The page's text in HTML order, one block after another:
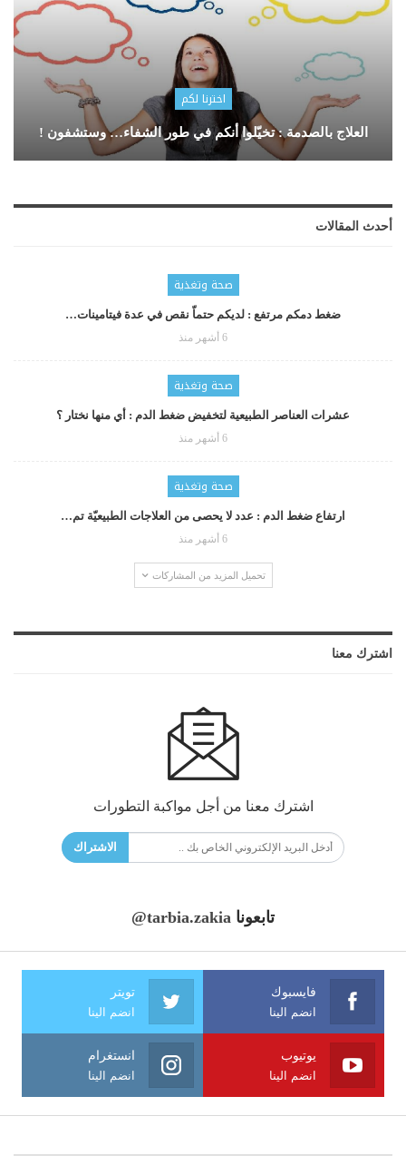
اخترنا لكم
العلاج بالصدمة : تخيّلوا أنكم في طور الشفاء… وستشفون !
أحدث المقالات
صحة وتغذية
ضغط دمكم مرتفع : لديكم حتماّ نقص في عدة فيتامينات…
6 أشهر منذ
صحة وتغذية
عشرات العناصر الطبيعية لتخفيض ضغط الدم : أي منها نختار ؟
6 أشهر منذ
صحة وتغذية
ارتفاع ضغط الدم : عدد لا يحصى من العلاجات الطبيعيّة تم…
6 أشهر منذ
تحميل المزيد من المشاركات
اشترك معنا
اشترك معنا من أجل مواكبة التطورات
الاشتراك
تابعونا @tarbia.zakia
فايسبوك
انضم الينا
تويتر
انضم الينا
يوتيوب
انضم الينا
انستغرام
انضم الينا